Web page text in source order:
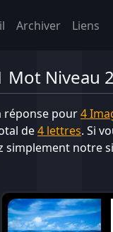
Archiver Liens
Mot Niveau
réponse pour4
de4 lettres. Si
notre